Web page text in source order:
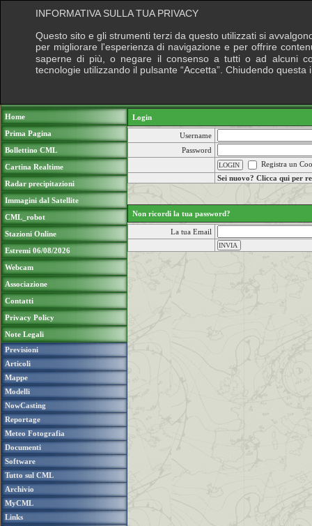
Home
Prima Pagina
Bollettino CML
Cartina Realtime
Radar precipitazioni
Immagini dal Satellite
CML_robot
Stazioni Online
Estremi 06/08/2026
Webcam
Associazione
Contatti
Privacy Policy
Note Legali
Previsioni
Articoli
Mappe
Modelli
NowCasting
Reportage
Meteo Fotografia
Documenti
Software
Tutto sul CML
Archivio
MyCML
Links
Login
Username
Password
Registra un
Sei nuovo? Clicca qui per
Non ricordi la tua password?
La tua Email
INFORMATIVA SULLA TUA PRIVACY
Questo sito e gli strumenti terzi da questo utilizzati si
per migliorare l'esperienza di navigazione e per offrire
saperne di più, o negare il consenso a tutti o ad alcuni
tecnologie utilizzando il pulsante “Accetta”. Chiudendo